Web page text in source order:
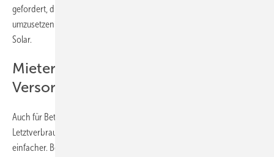
gefordert, die geplante Entbürokratisierung auch in der Praxis
umzusetzen“, betont Carsten Körnig, Hauptgeschäftsführer des BSW-
Solar.
Mieterstrombetreiber sind keine
Versorger mehr
Auch für Betreiber kleinerer Solaranlagen und Speicher, die Strom an
Letztverbraucher liefern, ohne diesen durchs Netz zu leiten, wird es
einfacher. Betroffen hiervon sind unter anderem Mieterstromprojekte,